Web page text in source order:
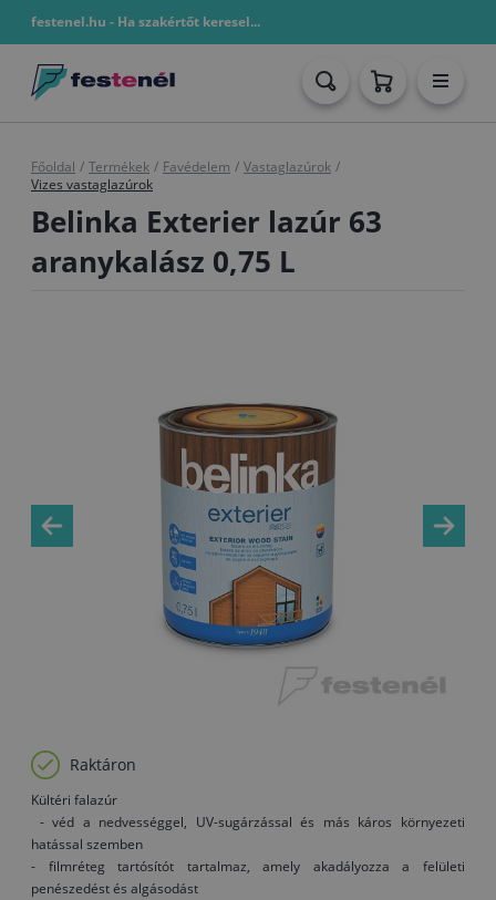
festenel.hu - Ha szakértőt keresel...
Főoldal / Termékek / Favédelem / Vastaglazúrok /
Vizes vastaglazúrok
Belinka Exterier lazúr 63
aranykalász 0,75 L
Raktáron
Kültéri falazúr
- véd a nedvességgel, UV-sugárzással és más káros környezeti
hatással szemben
- filmréteg tartósítót tartalmaz, amely akadályozza a felületi
penészedést és algásodást